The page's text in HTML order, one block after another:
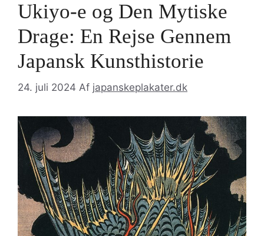
Ukiyo-e og Den Mytiske
Drage: En Rejse Gennem
Japansk Kunsthistorie
24. juli 2024 Af japanskeplakater.dk